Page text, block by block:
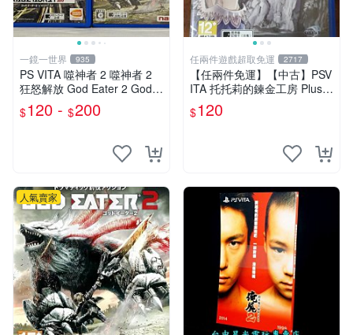
一鏡一世界 935
PS VITA 噬神者 2 噬神者 2
狂怒解放 God Eater 2 God E
ater 2 Rage Burst
$120 - $200
任兩件遊戲超取免運 2717
【任兩件免運】【中古】PSV
ITA 托托莉的鍊金工房 Plus
亞蘭德的鍊金術士2 日文版
$120
人氣賣家